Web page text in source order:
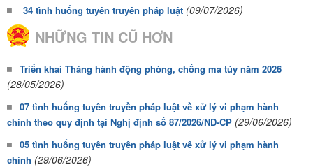
34 tình huống tuyên truyền pháp luật (09/07/2026)
NHỮNG TIN CŨ HƠN
Triển khai Tháng hành động phòng, chống ma túy năm 2026
(28/05/2026)
07 tình huống tuyên truyền pháp luật về xử lý vi phạm hành
chính theo quy định tại Nghị định số 87/2026/NĐ-CP (29/06/2026)
05 tình huống tuyên truyền pháp luật về xử lý vi phạm hành
chính (29/06/2026)